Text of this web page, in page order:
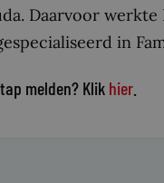
Daarvoor
in
melden? Klik hier